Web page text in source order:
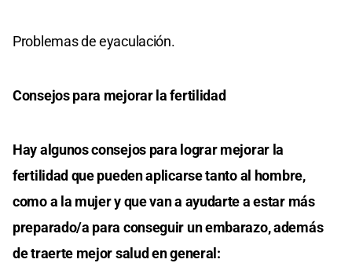
Problemas de eyaculación.
Consejos para mejorar la fertilidad
Hay algunos consejos para lograr mejorar la
fertilidad que pueden aplicarse tanto al hombre,
como a la mujer y que van a ayudarte a estar más
preparado/a para conseguir un embarazo, además
de traerte mejor salud en general: